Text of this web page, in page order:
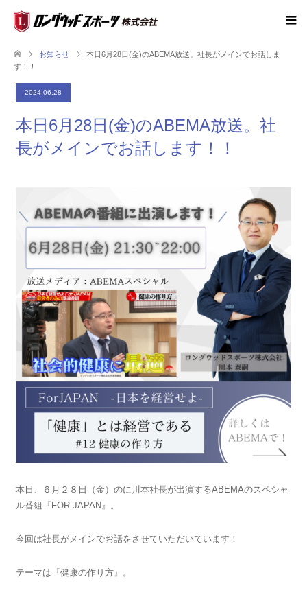
お知らせ
本日6月28日(金)のABEMA放送。社長がメインでお話しま
す！！
2024.06.28
本日6月28日(金)のABEMA放送。社
長がメインでお話します！！
本日、６月２８日（金）のに川本社長が出演するABEMAのスペシャ
ル番組『FOR JAPAN』。
今回は社長がメインでお話をさせていただいています！
テーマは『健康の作り方』。